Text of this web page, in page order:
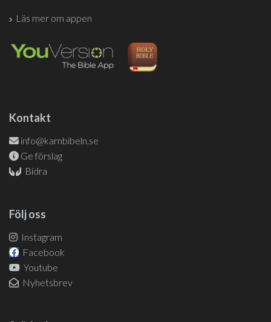
Läs mer om appen
Kontakt
info@karnbibeln.se
Ge förslag
Bidra
Följ oss
Instagram
Facebook
Youtube
Nyhetsbrev